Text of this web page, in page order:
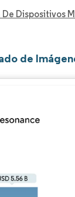
Dispositivos
de